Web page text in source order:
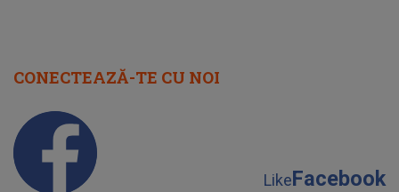
CONECTEAZĂ-TE CU NOI
LikeFacebook